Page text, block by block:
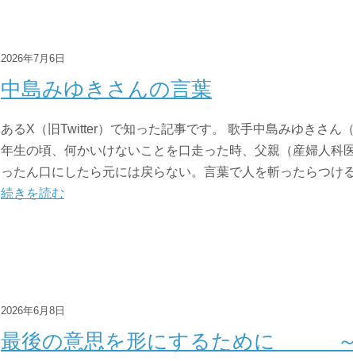
2026年7月6日
中島みゆきさんの言葉
あるX（旧Twitter）で知った記事です。 歌手中島みゆきさん
年生の頃、何かいけないことを口走った時、父親（産婦人科
ったん口にしたら元には戻らない。言葉で人を斬ったらつけ
続きを読む
2026年6月8日
最後の意思を形にするために ～